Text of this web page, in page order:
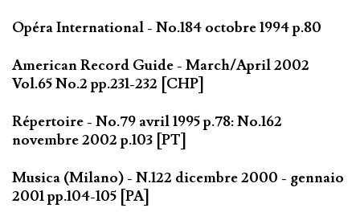
Opéra International - No.184 octobre 1994 p.80
American Record Guide - March/April 2002
Vol.65 No.2 pp.231-232 [CHP]
Répertoire - No.79 avril 1995 p.78: No.162
novembre 2002 p.103 [PT]
Musica (Milano) - N.122 dicembre 2000 - gennaio
2001 pp.104-105 [PA]